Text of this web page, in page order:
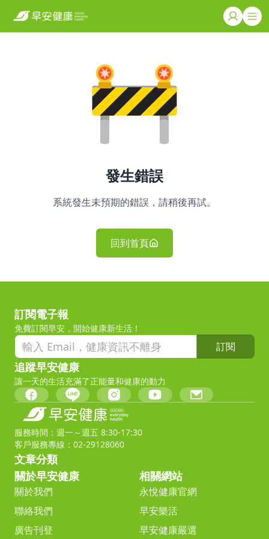
發生錯誤
系統發生未預期的錯誤，請稍後再試。
回到首頁
訂閱電子報
免費訂閱早安，開始健康新生活！
訂閱
追蹤早安健康
讓一天的生活充滿了正能量和健康的動力
服務時間：週一～週五 8:30-17:30
客戶服務專線：02-29128060
文章分類
關於早安健康
關於我們
聯絡我們
廣告刊登
相關網站
永悅健康官網
早安樂活
早安健康嚴選